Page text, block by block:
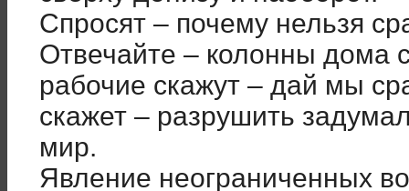
Спросят – почему нельзя
Отвечайте – колонны дома
рабочие скажут – дай мы
скажет – разрушить
мир.
Явление неограниченных